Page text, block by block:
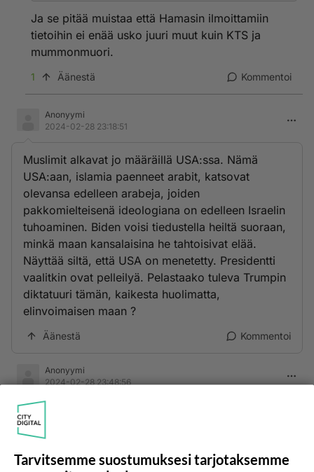
Ja se pitää muistaa että Hamasin ilmoittamiin
tietoihin ei enää usko juuri muut kuin KTS ja
mummonmuori.
1 Äänestä Kommentoi
Anonyymi
2024-02-28 23:18:51
Muslimit alkavat jo määräillä USA:ssa. Nämä
USA:aan, islamia paenneet arabit, katsovat
olevansa edelleen arabeja, joiden
pakkomielteisenä ideologiana on edelleen Israelin
tuhoaminen. Biden voisi tiedustella heiltä suoraan,
minkä maan kansalaisina he tahtoisivat elää.
Näyttää siltä, että USA on menetetty. Presidentti
vaalitkin ovat pelleilyä. Pelastaako tuleva Trumpin
diktatuuri tämän, kaikesta huolimatta,
elinvoimaisen maan ?
Äänestä Kommentoi
Anonyymi
2024-02-28 23:48:56
Trumpin kannatus nousee Gazan vuoksi.
Äänestä
Tarvitsemme suostumuksesi tarjotaksemme